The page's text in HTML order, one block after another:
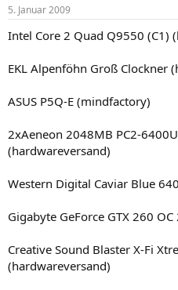
5. Januar 2009
Intel Core 2 Quad Q9550 (C1)
EKL Alpenföhn Groß Clockner
ASUS P5Q-E (mindfactory)
2xAeneon 2048MB PC2-
(hardwareversand)
Western Digital Caviar Blue
Gigabyte GeForce GTX 260
Creative Sound Blaster X-Fi
(hardwareversand)